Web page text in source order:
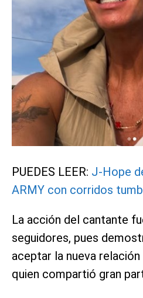
PUEDES LEER: J-Hope
ARMY con corridos
La acción del cantante
seguidores, pues
aceptar la nueva
quien compartió gran